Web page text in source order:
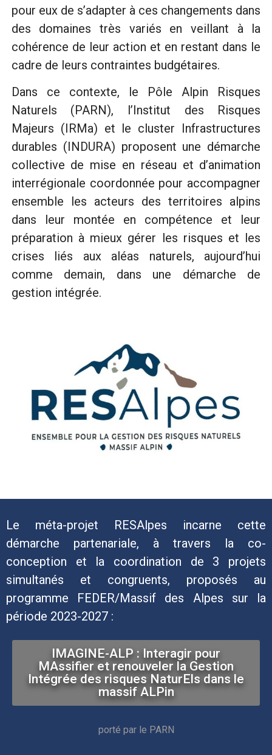
pour eux de s’adapter à ces changements dans
des domaines très variés en veillant à la
cohérence de leur action et en restant dans le
cadre de leurs contraintes budgétaires.
Dans ce contexte, le Pôle Alpin Risques
Naturels (PARN), l’Institut des Risques
Majeurs (IRMa) et le cluster Infrastructures
durables (INDURA) proposent une démarche
collective de mise en réseau et d’animation
interrégionale coordonnée pour accompagner
ensemble les acteurs des territoires alpins
dans leur montée en compétence et leur
préparation à mieux gérer les risques et les
crises liés aux aléas naturels, aujourd’hui
comme demain, dans une démarche de
gestion intégrée.
Le méta-projet RESAlpes incarne cette
démarche partenariale, à travers la co-
conception et la coordination de 3 projets
simultanés et congruents, proposés au
programme FEDER/Massif des Alpes sur la
période 2023-2027 :
IMAGINE-ALP : Interagir pour
MAssifier et renouveler la Gestion
Intégrée des risques NaturEls dans le
massif ALPin
porté par le PARN